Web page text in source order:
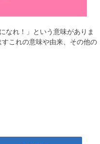
なれ！」という意味がありま
これの意味や由来、その他の